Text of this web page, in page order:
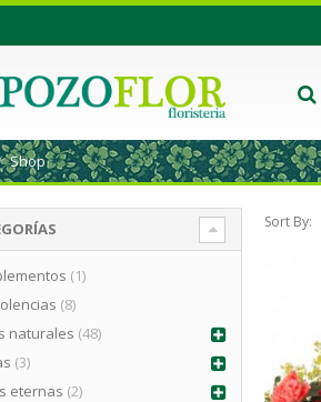
Shop
Sort By:
(1)
(8)
naturales (48)
(3)
eternas (2)